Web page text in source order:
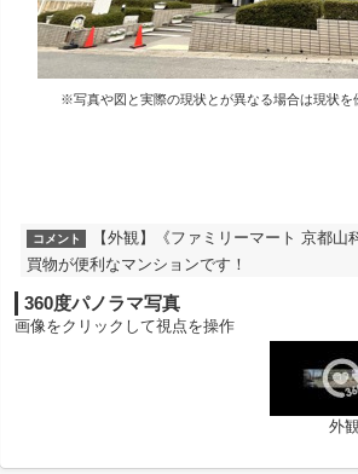
※写真や図と実際の現状とが異なる場合は現状を
コメント
【外観】《ファミリーマート 京都
買物が便利なマンションです！
360度パノラマ写真
画像をクリックして視点を操作
外